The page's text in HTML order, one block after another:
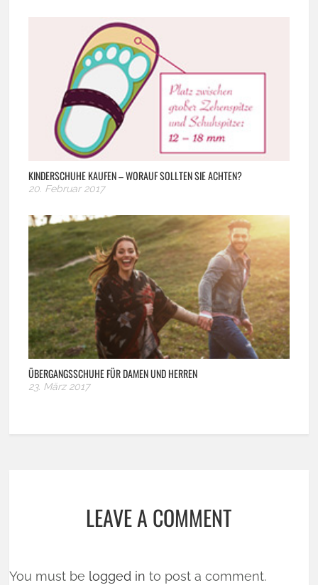
KINDERSCHUHE KAUFEN – WORAUF SOLLTEN SIE ACHTEN?
20. Februar 2017
ÜBERGANGSSCHUHE FÜR DAMEN UND HERREN
23. März 2017
LEAVE A COMMENT
You must be logged in to post a comment.